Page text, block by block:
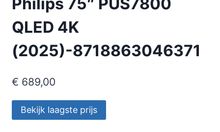
Philips 75″ PUS7800
QLED 4K
(2025)-8718863046371
€ 689,00
Bekijk laagste prijs